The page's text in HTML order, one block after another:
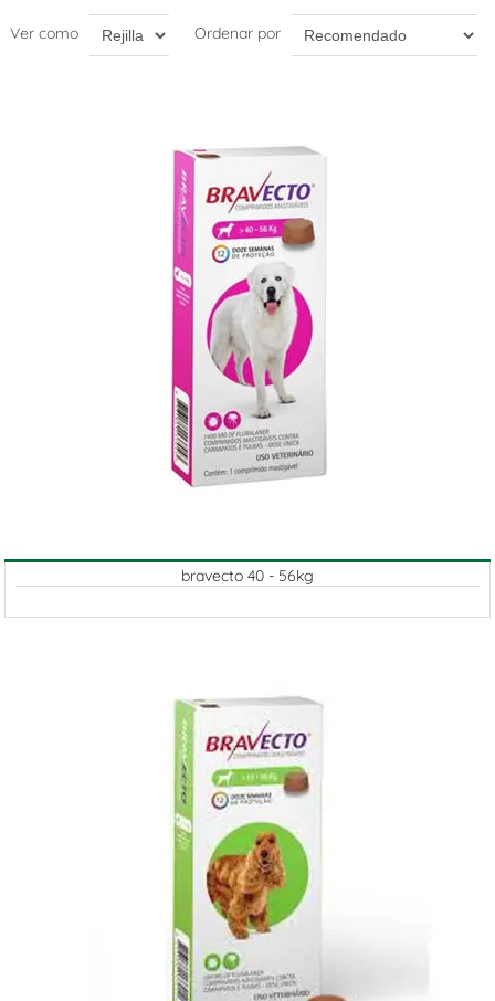
Ver como Ordenar por
bravecto 40 - 56kg